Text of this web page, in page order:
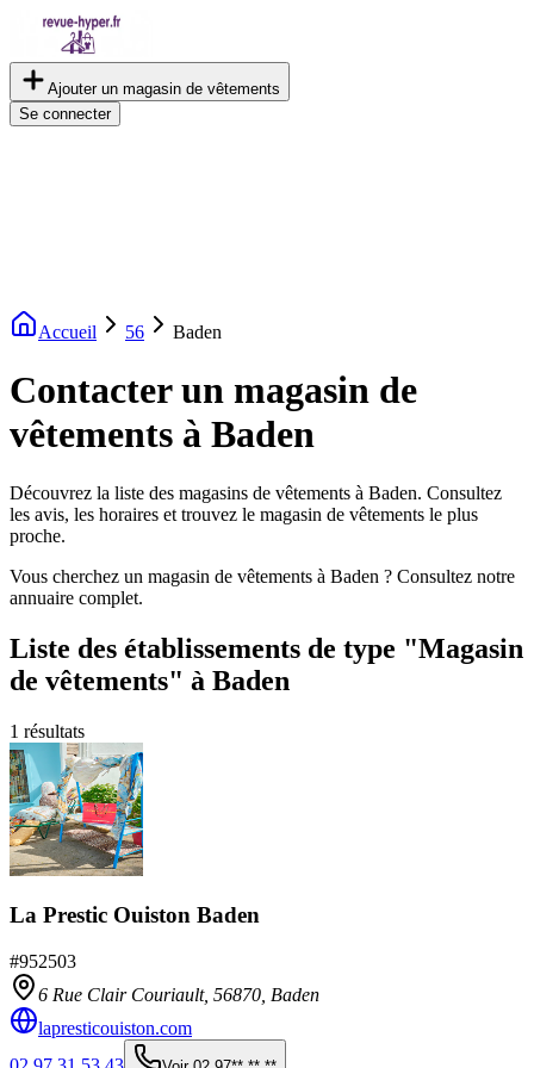
Ajouter un magasin de vêtements
Se connecter
Accueil 56 Baden
Contacter un magasin de
vêtements à Baden
Découvrez la liste des magasins de vêtements à Baden. Consultez
les avis, les horaires et trouvez le magasin de vêtements le plus
proche.
Vous cherchez un magasin de vêtements à Baden ? Consultez notre
annuaire complet.
Liste des établissements de type "Magasin
de vêtements" à Baden
1 résultats
La Prestic Ouiston Baden
#952503
6 Rue Clair Couriault, 56870 Baden
lapresticouiston.com